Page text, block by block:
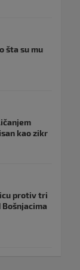
šta su mu
kao zikr
protiv tri